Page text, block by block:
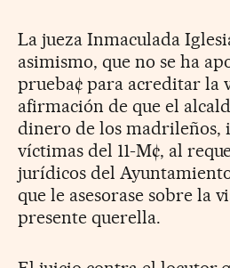
La jueza Inmaculada
asimismo, que no se ha
prueba¢ para acreditar la
afirmación de que el
dinero de los madrileños,
víctimas del 11-M¢, al
jurídicos del
que le asesorase sobre la
presente querella.